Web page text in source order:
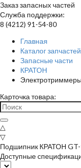
Заказ запасных частей
Служба поддержки:
8 (4212) 91-54-80
Главная
Каталог запчастей
Запасные части
КРАТОН
Карточка товара:
△
▽
Подшипник КРАТОН GT-
Доступные